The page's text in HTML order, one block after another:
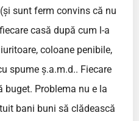
sunt ferm convins că nu
casă după cum l-a
coloane penibile,
spume ș.a.m.d.. Fiecare
Problema nu e la
bani buni să clădească